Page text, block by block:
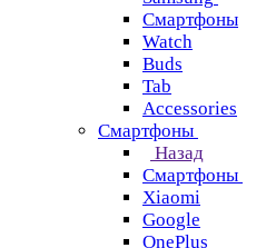
Смартфоны
Watch
Buds
Tab
Accessories
Смартфоны
Назад
Смартфоны
Xiaomi
Google
OnePlus